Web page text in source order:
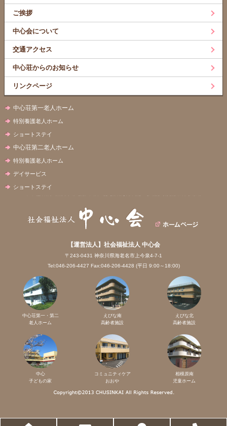
ご挨拶
中心会について
交通アクセス
中心荘からのお知らせ
リンクページ
中心荘第一老人ホーム
特別養護老人ホーム
ショートステイ
中心荘第二老人ホーム
特別養護老人ホーム
デイサービス
ショートステイ
【運営法人】社会福祉法人 中心会
〒243-0431 神奈川県海老名市上今泉4-7-1
Tel:046-206-4427 Fax:046-206-4428 (平日 9:00～18:00)
中心荘第一・第二
老人ホーム
えびな南
高齢者施設
えびな北
高齢者施設
中心
子どもの家
コミュニティケア
おおや
相模原南
児童ホーム